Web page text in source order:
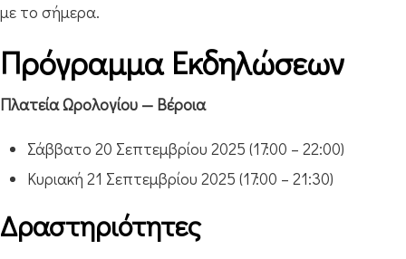
με το σήμερα.
Πρόγραμμα Εκδηλώσεων
Πλατεία Ωρολογίου — Βέροια
Σάββατο 20 Σεπτεμβρίου 2025 (17:00 – 22:00)
Κυριακή 21 Σεπτεμβρίου 2025 (17:00 – 21:30)
Δραστηριότητες